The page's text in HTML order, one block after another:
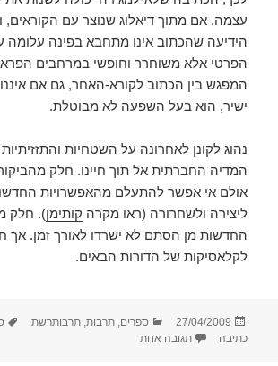
עצמה. אם מתוך דיאלוג שנוצר עם
הידיעה שהכתוב אינו מתחבא בפינה
הפרטי אלא משוחרר וחופשי במרחבים
המפגש בין הכתוב לקורא-האחר, גם אם איננו
ישיר, הוא בעל השפעה לא מבוטלת.
נהוג לקונן לאחרונה על השטחיות
המדיה החברתית אל תוך חיינו. חלק
אולם אי אפשר להתעלם מהאפשרויות
ליצירה ולשחרורה (ראו מקרה קותימן). חלק
החדשות מן הסתם לא ישרדו לאורך זמן. אך
לקלאסיקות של הדורות הבאים.
פורסם
בתאריך
27/04/2009 קטגוריות
ספרים ,תרבות ,תרבותרשת
כתיבה
תגובה אחתעל בלוגרומן